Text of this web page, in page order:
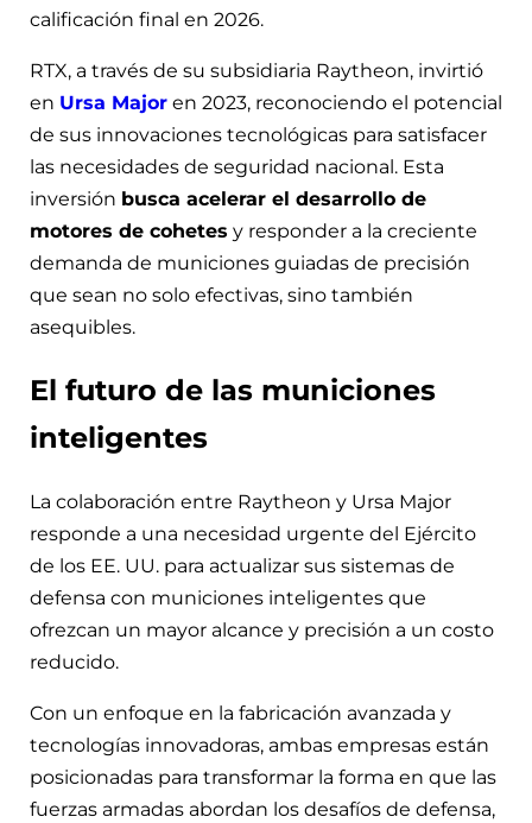
calificación final en 2026.
RTX, a través de su subsidiaria Raytheon, invirtió
en Ursa Major en 2023, reconociendo el potencial
de sus innovaciones tecnológicas para satisfacer
las necesidades de seguridad nacional. Esta
inversión busca acelerar el desarrollo de
motores de cohetes y responder a la creciente
demanda de municiones guiadas de precisión
que sean no solo efectivas, sino también
asequibles.
El futuro de las municiones
inteligentes
La colaboración entre Raytheon y Ursa Major
responde a una necesidad urgente del Ejército
de los EE. UU. para actualizar sus sistemas de
defensa con municiones inteligentes que
ofrezcan un mayor alcance y precisión a un costo
reducido.
Con un enfoque en la fabricación avanzada y
tecnologías innovadoras, ambas empresas están
posicionadas para transformar la forma en que las
fuerzas armadas abordan los desafíos de defensa,